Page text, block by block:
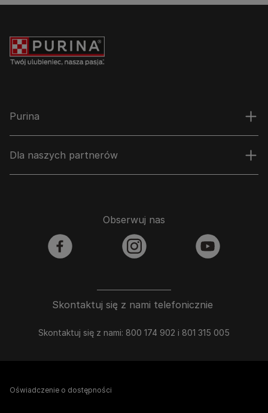
Purina
Dla naszych partnerów
Skontaktuj się z nami telefonicznie
Skontaktuj się z nami: 800 174 902 i 801 315 005
Obserwuj nas
facebook instagram youtube
Oświadczenie o dostępności